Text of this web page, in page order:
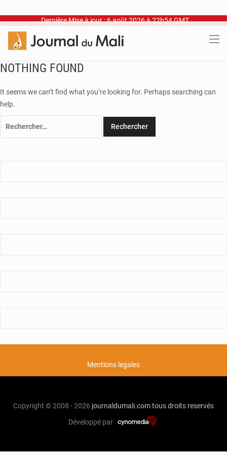
Dernière Mise à jour : 6 août 2026 à 22h54 GMT
NOTHING FOUND
It seems we can’t find what you’re looking for. Perhaps searching can
help.
Mentions legales
Copyright © 2008 - 2026 journaldumali.comtous droits reservés
Développé par